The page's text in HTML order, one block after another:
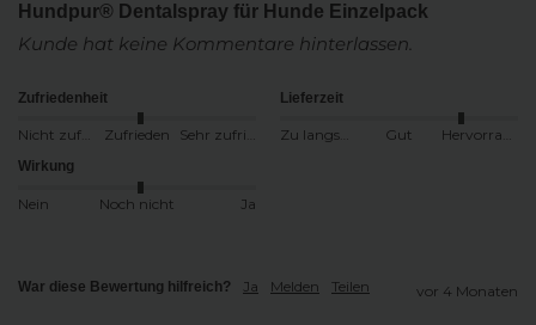
Hundpur® Dentalspray für Hunde Einzelpack
Kunde hat keine Kommentare hinterlassen.
Zufriedenheit
Nicht zufrieden Zufrieden Sehr zufrieden
Lieferzeit
Zu langsam Gut Hervorragend
Wirkung
Nein Noch nicht Ja
War diese Bewertung hilfreich? Ja Melden Teilen vor 4 Monaten